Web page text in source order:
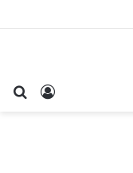
تسجيل